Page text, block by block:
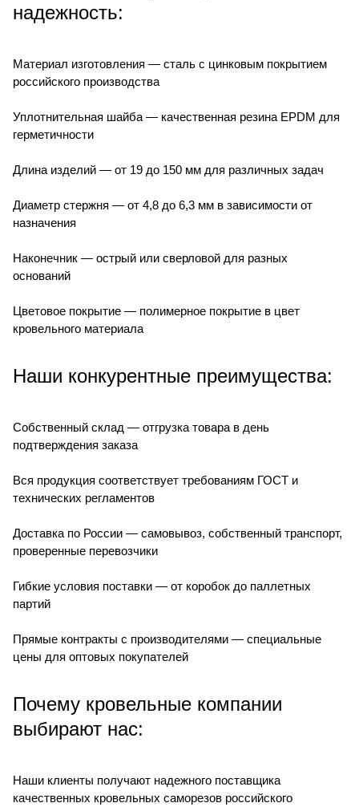
надежность:
Материал изготовления — сталь с цинковым покрытием
российского производства
Уплотнительная шайба — качественная резина EPDM для
герметичности
Длина изделий — от 19 до 150 мм для различных задач
Диаметр стержня — от 4,8 до 6,3 мм в зависимости от
назначения
Наконечник — острый или сверловой для разных
оснований
Цветовое покрытие — полимерное покрытие в цвет
кровельного материала
Наши конкурентные преимущества:
Собственный склад — отгрузка товара в день
подтверждения заказа
Вся продукция соответствует требованиям ГОСТ и
технических регламентов
Доставка по России — самовывоз, собственный транспорт,
проверенные перевозчики
Гибкие условия поставки — от коробок до паллетных
партий
Прямые контракты с производителями — специальные
цены для оптовых покупателей
Почему кровельные компании
выбирают нас:
Наши клиенты получают надежного поставщика
качественных кровельных саморезов российского